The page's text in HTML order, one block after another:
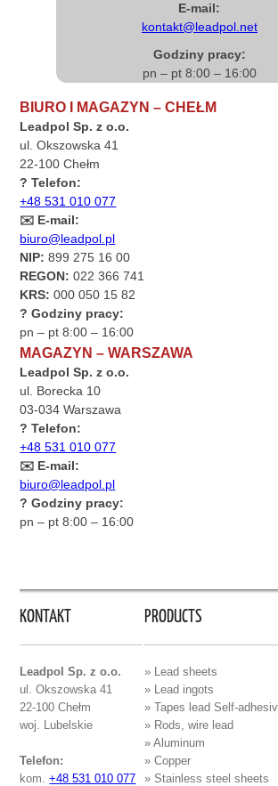
E-mail:
kontakt@leadpol.net
Godziny pracy:
pn – pt 8:00 – 16:00
BIURO I MAGAZYN – CHEŁM
Leadpol Sp. z o.o.
ul. Okszowska 41
22-100 Chełm
? Telefon:
+48 531 010 077
✉️ E-mail:
biuro@leadpol.pl
NIP: 899 275 16 00
REGON: 022 366 741
KRS: 000 050 15 82
? Godziny pracy:
pn – pt 8:00 – 16:00
MAGAZYN – WARSZAWA
Leadpol Sp. z o.o.
ul. Borecka 10
03-034 Warszawa
? Telefon:
+48 531 010 077
✉️ E-mail:
biuro@leadpol.pl
? Godziny pracy:
pn – pt 8:00 – 16:00
KONTAKT
Leadpol Sp. z o.o.
ul. Okszowska 41
22-100 Chełm
woj. Lubelskie
Telefon:
kom.+48 531 010 077
PRODUCTS
» Lead sheets
» Lead ingots
» Tapes lead Self-
» Rods, wire lead
» Aluminum
» Copper
» Stainless steel sheets